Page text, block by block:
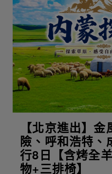
【北京進出】
險、呼和浩特、
行8日【含烤全
物+三排椅】